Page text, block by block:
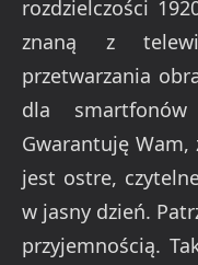
rozdzielczości
znaną z
przetwarzania
dla
Gwarantuję
jest ostre,
w jasny dzień.
przyjemnością.